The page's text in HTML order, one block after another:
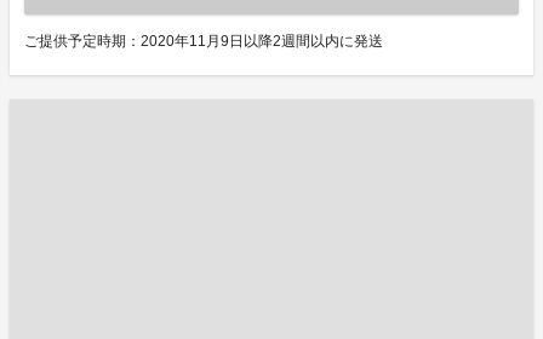
ご提供予定時期：2020年11月9日以降2週間以内に発送